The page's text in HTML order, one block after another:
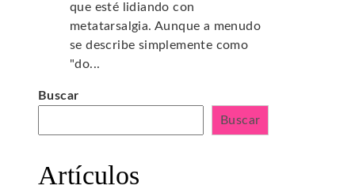
que esté lidiando con
metatarsalgia. Aunque a menudo
se describe simplemente como
"do...
Buscar
Buscar
Artículos